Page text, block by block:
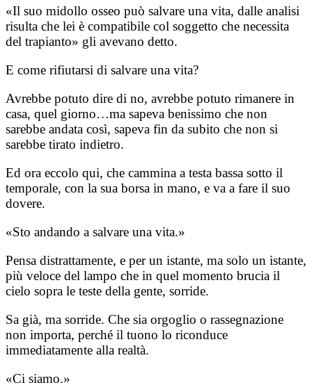
«Il suo midollo osseo può salvare una vita, dalle analisi
risulta che lei è compatibile col soggetto che necessita
del trapianto» gli avevano detto.
E come rifiutarsi di salvare una vita?
Avrebbe potuto dire di no, avrebbe potuto rimanere in
casa, quel giorno…ma sapeva benissimo che non
sarebbe andata così, sapeva fin da subito che non si
sarebbe tirato indietro.
Ed ora eccolo qui, che cammina a testa bassa sotto il
temporale, con la sua borsa in mano, e va a fare il suo
dovere.
«Sto andando a salvare una vita.»
Pensa distrattamente, e per un istante, ma solo un istante,
più veloce del lampo che in quel momento brucia il
cielo sopra le teste della gente, sorride.
Sa già, ma sorride. Che sia orgoglio o rassegnazione
non importa, perché il tuono lo riconduce
immediatamente alla realtà.
«Ci siamo.»